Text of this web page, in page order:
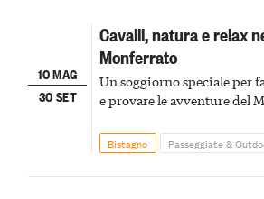
10 MAG
30 SET
Cavalli, natura e relax
Monferrato
Un soggiorno speciale per
e provare le avventure del
Bistagno Passeggiate &